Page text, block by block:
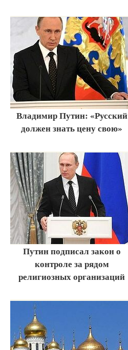
Владимир Путин: «Русский
должен знать цену свою»
Путин подписал закон о
контроле за рядом
религиозных организаций